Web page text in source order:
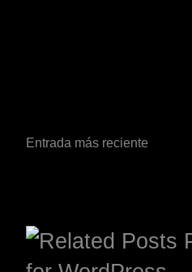
Entrada más reciente